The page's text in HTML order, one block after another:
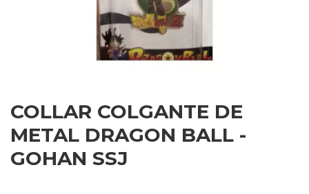
COLLAR COLGANTE DE
METAL DRAGON BALL -
GOHAN SSJ